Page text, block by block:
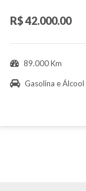
R$ 42.000.00
89.000 Km
Gasolina e Álcool